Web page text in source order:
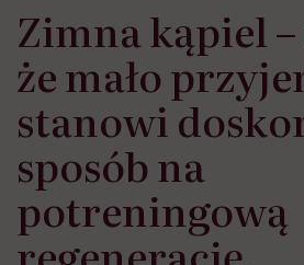
Zimna kąpiel
że mało
stanowi
sposób na
potreningową